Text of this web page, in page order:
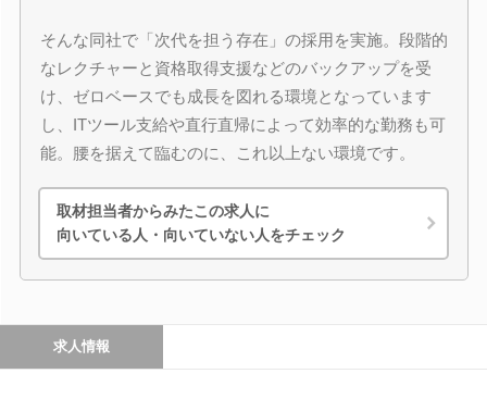
そんな同社で「次代を担う存在」の採用を実施。段階的
なレクチャーと資格取得支援などのバックアップを受
け、ゼロベースでも成長を図れる環境となっています
し、ITツール支給や直行直帰によって効率的な勤務も可
能。腰を据えて臨むのに、これ以上ない環境です。
取材担当者からみたこの求人に
向いている人・向いていない人をチェック
求人情報